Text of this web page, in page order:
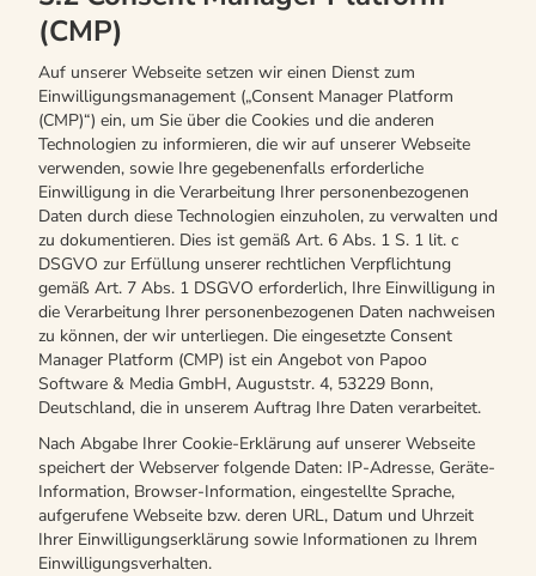
(CMP)
Auf unserer Webseite setzen wir einen Dienst zum
Einwilligungsmanagement („Consent Manager Platform
(CMP)“) ein, um Sie über die Cookies und die anderen
Technologien zu informieren, die wir auf unserer Webseite
verwenden, sowie Ihre gegebenenfalls erforderliche
Einwilligung in die Verarbeitung Ihrer personenbezogenen
Daten durch diese Technologien einzuholen, zu verwalten und
zu dokumentieren. Dies ist gemäß Art. 6 Abs. 1 S. 1 lit. c
DSGVO zur Erfüllung unserer rechtlichen Verpflichtung
gemäß Art. 7 Abs. 1 DSGVO erforderlich, Ihre Einwilligung in
die Verarbeitung Ihrer personenbezogenen Daten nachweisen
zu können, der wir unterliegen. Die eingesetzte Consent
Manager Platform (CMP) ist ein Angebot von Papoo
Software & Media GmbH, Auguststr. 4, 53229 Bonn,
Deutschland, die in unserem Auftrag Ihre Daten verarbeitet.
Nach Abgabe Ihrer Cookie-Erklärung auf unserer Webseite
speichert der Webserver folgende Daten: IP-Adresse, Geräte-
Information, Browser-Information, eingestellte Sprache,
aufgerufene Webseite bzw. deren URL, Datum und Uhrzeit
Ihrer Einwilligungserklärung sowie Informationen zu Ihrem
Einwilligungsverhalten.